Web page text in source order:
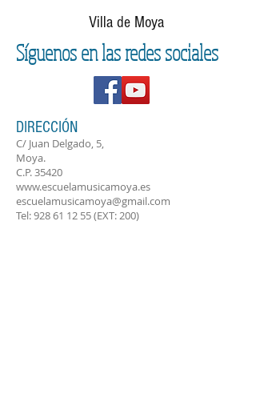
Villa de Moya
Síguenos en las redes sociales
DIRECCIÓN
C/ Juan Delgado, 5,
Moya.
C.P. 35420
www.escuelamusicamoya.es
escuelamusicamoya@gmail.com
Tel:928 61 12 55(EXT: 200)